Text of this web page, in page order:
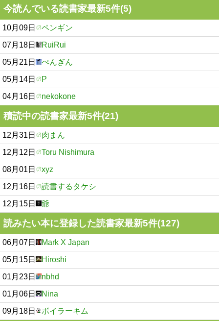
今読んでいる読書家最新5件(5)
10月09日 ペンギン
07月18日 RuiRui
05月21日 ぺんぎん
05月14日 P
04月16日 nekokone
積読中の読書家最新5件(21)
12月31日 肉まん
12月12日 Toru Nishimura
08月01日 xyz
12月16日 読書するタケシ
12月15日 爺
読みたい本に登録した読書家最新5件(127)
06月07日 Mark X Japan
05月15日 Hiroshi
01月23日 nbhd
01月06日 Nina
09月18日 ボイラーキム